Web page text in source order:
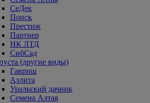
СеДек
Поиск
Престиж
Партнер
НК ЛТД
СибСад
(другие виды)
Гавриш
Аэлита
Уральский дачник
Семена Алтая